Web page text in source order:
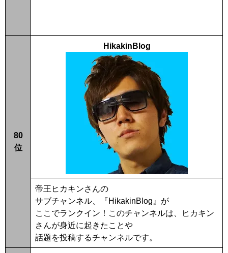
80
位
HikakinBlog
帝王ヒカキンさんの
サブチャンネル、『HikakinBlog』が
ここでランクイン！このチャンネルは、ヒカキン
さんが身近に起きたことや
話題を投稿するチャンネルです。